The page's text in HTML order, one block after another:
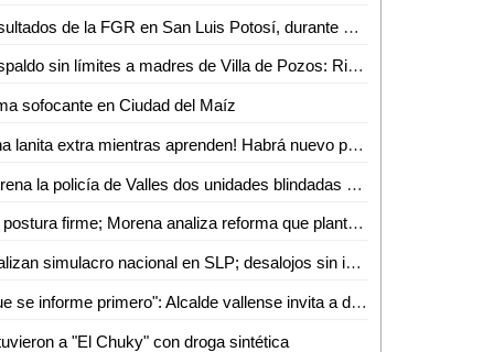
Resultados de la FGR en San Luis Potosí, durante el mes de abril de 2026
Respaldo sin límites a madres de Villa de Pozos: Ricardo Gallardo
sofocante en Ciudad del Maíz
¡Una lanita extra mientras aprenden! Habrá nuevo programa de becas para jóvenes trabajadores en Valles
Estrena la policía de Valles dos unidades blindadas de 6 millones de pesos
Sin postura firme; Morena analiza reforma que plantea antidoping a candidatos en SLP
Realizan simulacro nacional en SLP; desalojos sin incidentes
"Que se informe primero": Alcalde vallense invita a diputado revisar capacitación de PC tras caso "Jachi"
a "El Chuky" con droga sintética